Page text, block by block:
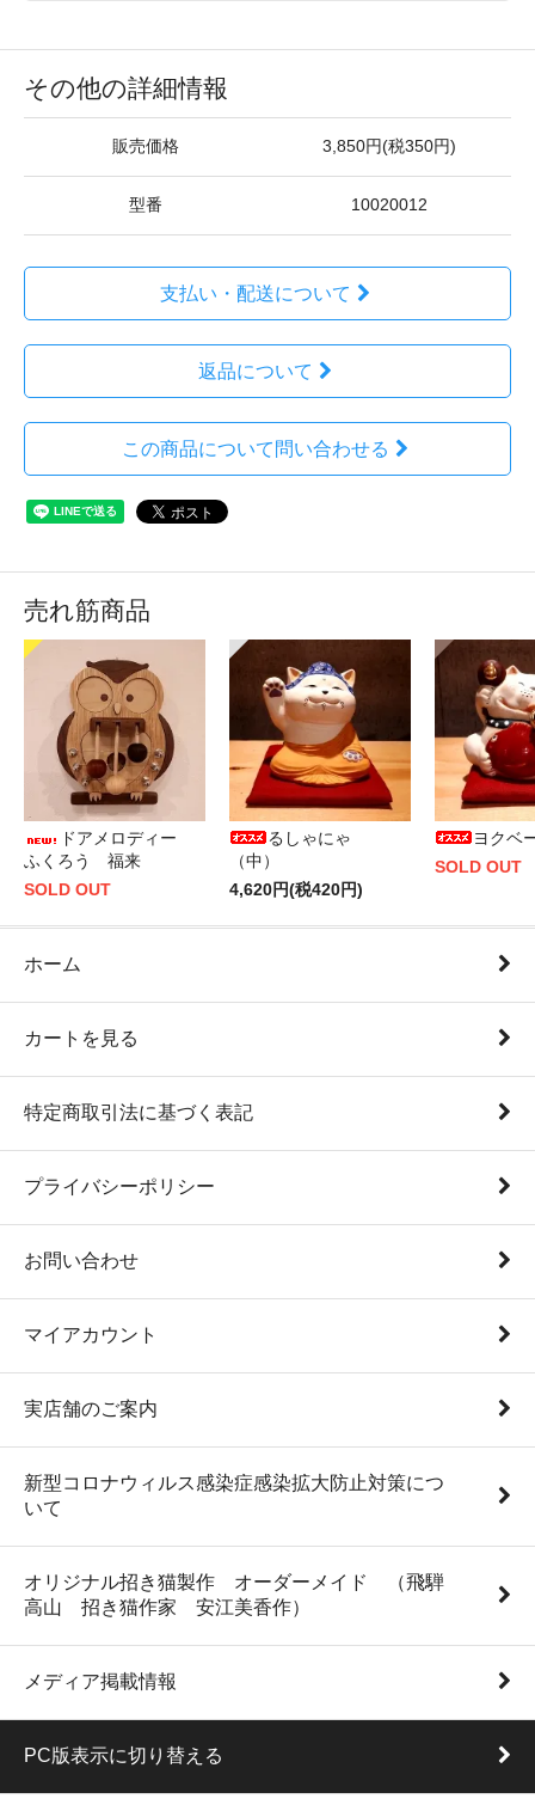
その他の詳細情報
販売価格 3,850円(税350円)
型番 10020012
支払い・配送について
返品について
この商品について問い合わせる
売れ筋商品
ドアメロディー
ふくろう 福来
SOLD OUT
るしゃにゃ
（中）
4,620円(税420円)
ヨクベ
SOLD OUT
ホーム
カートを見る
特定商取引法に基づく表記
プライバシーポリシー
お問い合わせ
マイアカウント
実店舗のご案内
新型コロナウィルス感染症感染拡大防止対策につ
いて
オリジナル招き猫製作 オーダーメイド （飛騨
高山 招き猫作家 安江美香作）
メディア掲載情報
PC版表示に切り替える